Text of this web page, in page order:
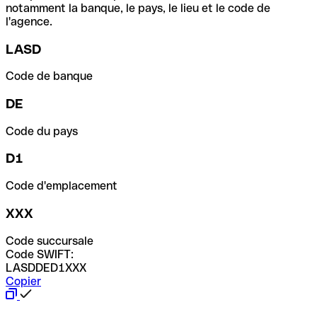
notamment la banque, le pays, le lieu et le code de
l'agence.
LASD
Code de banque
DE
Code du pays
D1
Code d'emplacement
XXX
Code succursale
Code SWIFT:
LASDDED1XXX
Copier